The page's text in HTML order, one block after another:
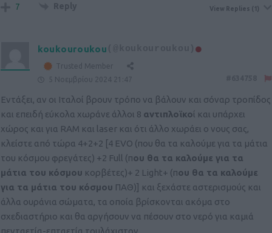
7 Reply View Replies (1)
koukouroukou
Trusted Member
5 Νοεμβρίου 2024 21:47
Εντάξει, αν οι Ιταλοί βρουν τρόπο να βάλουν και σόναρ τροπίδος
και επειδή εύκολα χωράνε άλλοι 8 αντιπλοϊκοί και υπάρχει
χώρος και για RAM και laser και ότι άλλο χωράει ο νους σας,
κλείστε από τώρα 4+2+2 [4 EVO (που θα τα καλούμε για τα μάτια
του κόσμου φρεγάτες) +2 Full (που θα τα καλούμε για τα
μάτια του κόσμου κορβέτες)+ 2 Light+ (που θα τα καλούμε
για τα μάτια του κόσμου ΠΑΘ)] και ξεχάστε αστερισμούς και
άλλα ουράνια σώματα, τα οποία βρίσκονται ακόμα στο
σχεδιαστήριο και θα αργήσουν να πέσουν στο νερό για καμιά
πενταετία-επταετία τουλάχιστον.